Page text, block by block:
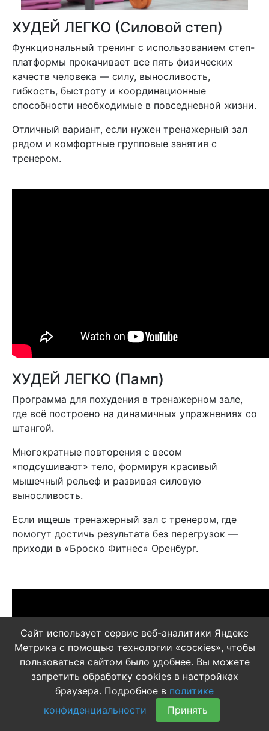
ХУДЕЙ ЛЕГКО (Силовой степ)
Функциональный тренинг с использованием степ-
платформы прокачивает все пять физических
качеств человека — силу, выносливость,
гибкость, быстроту и координационные
способности необходимые в повседневной жизни.
Отличный вариант, если нужен тренажерный зал
рядом и комфортные групповые занятия с
тренером.
ХУДЕЙ ЛЕГКО (Памп)
Программа для похудения в тренажерном зале,
где всё построено на динамичных упражнениях со
штангой.
Многократные повторения с весом
«подсушивают» тело, формируя красивый
мышечный рельеф и развивая силовую
выносливость.
Если ищешь тренажерный зал с тренером, где
помогут достичь результата без перегрузок —
приходи в «Броско Фитнес» Оренбург.
Сайт использует сервис веб-аналитики Яндекс
Метрика с помощью технологии «соскіеs», чтобы
пользоваться сайтом было удобнее. Вы можете
запретить обработку cookies в настройках
браузера. Подробное в политике
конфиденциальности
Принять